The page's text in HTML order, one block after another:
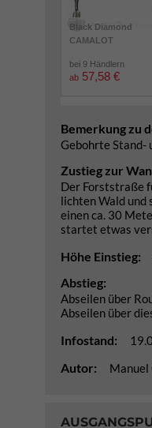
Black Diamond
CAMALOT
bei 9 Händlern
ab 57,58 €
Bemerkung zu
Gebohrte Stand-
Zustieg zur
Der Forststraße
lichten Wald und
einen ca. 30
startet etwas
Höhe Einstieg:
Abstieg:
Abseilen über
Abseilen über
Infostand:
Autor: Manuel